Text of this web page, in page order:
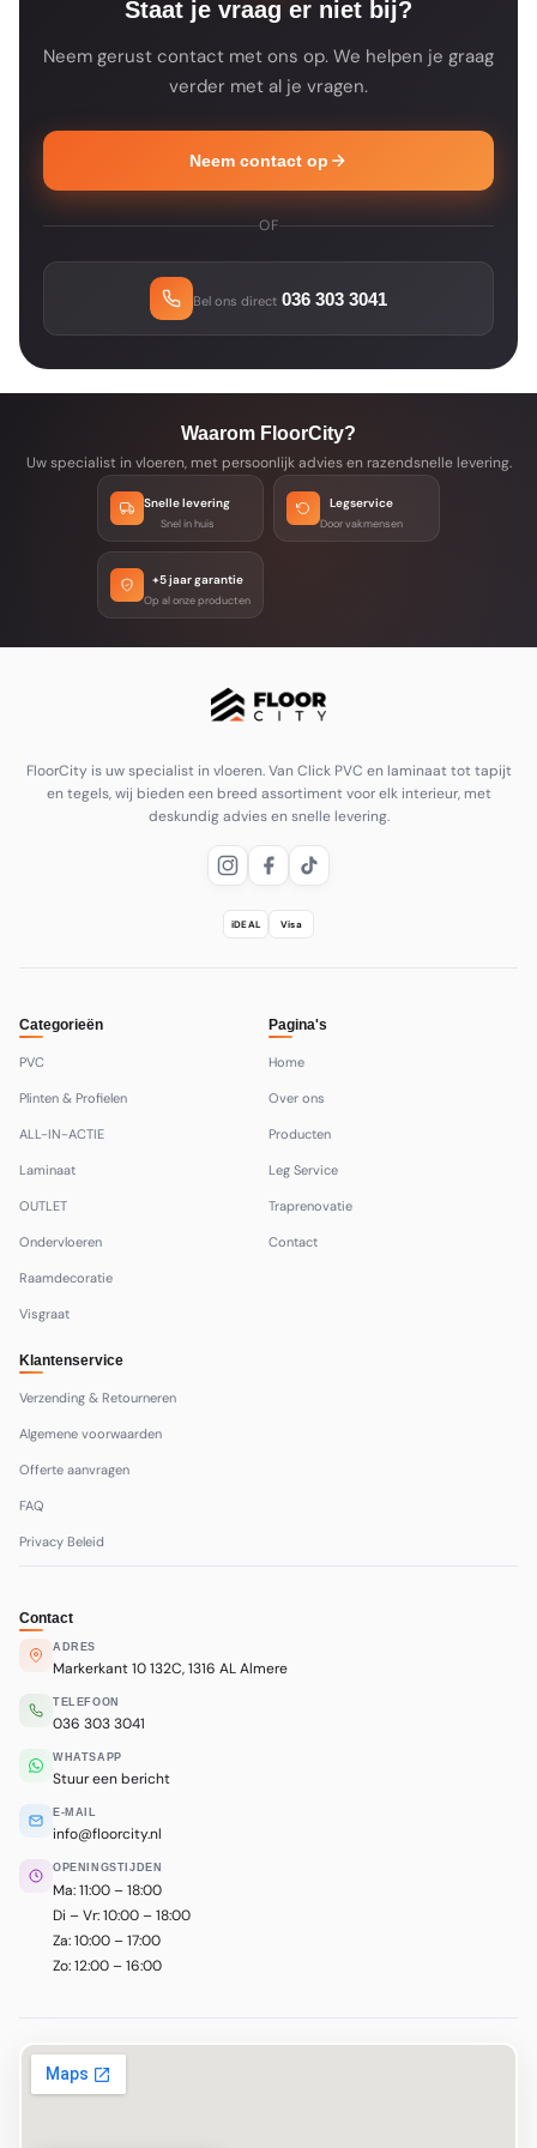
Staat je vraag er niet bij?
Neem gerust contact met ons op. We helpen je graag
verder met al je vragen.
Neem contact op
OF
Bel ons direct 036 303 3041
Waarom FloorCity?
Uw specialist in vloeren, met persoonlijk advies en razendsnelle levering.
Snelle levering
Snel in huis
Legservice
Door vakmensen
+5 jaar garantie
Op al onze producten
FloorCity is uw specialist in vloeren. Van Click PVC en laminaat tot tapijt
en tegels, wij bieden een breed assortiment voor elk interieur, met
deskundig advies en snelle levering.
iDEAL Visa
Categorieën
PVC
Plinten & Profielen
ALL-IN-ACTIE
Laminaat
OUTLET
Ondervloeren
Raamdecoratie
Visgraat
Pagina's
Home
Over ons
Producten
Leg Service
Traprenovatie
Contact
Klantenservice
Verzending & Retourneren
Algemene voorwaarden
Offerte aanvragen
FAQ
Privacy Beleid
Contact
ADRES
Markerkant 10 132C, 1316 AL Almere
TELEFOON
036 303 3041
WHATSAPP
Stuur een bericht
E-MAIL
info@floorcity.nl
OPENINGSTIJDEN
Ma: 11:00 – 18:00
Di – Vr: 10:00 – 18:00
Za: 10:00 – 17:00
Zo: 12:00 – 16:00